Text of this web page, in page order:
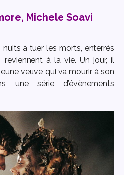
Michele Soavi
à tuer les morts, enterrés
à la vie. Un jour, il
veuve qui va mourir à son
une série d’évènements